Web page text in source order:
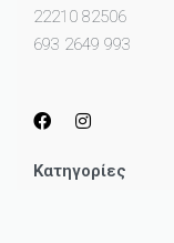
22210 82506
693 2649 993
Κατηγορίες